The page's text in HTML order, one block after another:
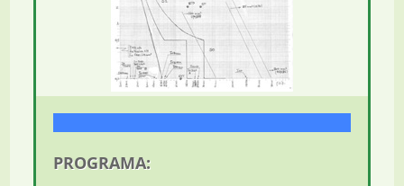
PROGRAMA: